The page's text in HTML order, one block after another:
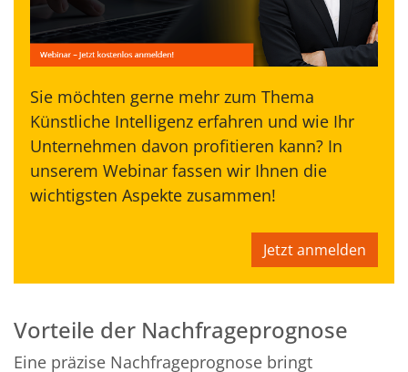
Sie möchten gerne mehr zum Thema
Künstliche Intelligenz erfahren und wie Ihr
Unternehmen davon profitieren kann? In
unserem Webinar fassen wir Ihnen die
wichtigsten Aspekte zusammen!
Jetzt anmelden
Vorteile der Nachfrageprognose
Eine präzise Nachfrageprognose bringt